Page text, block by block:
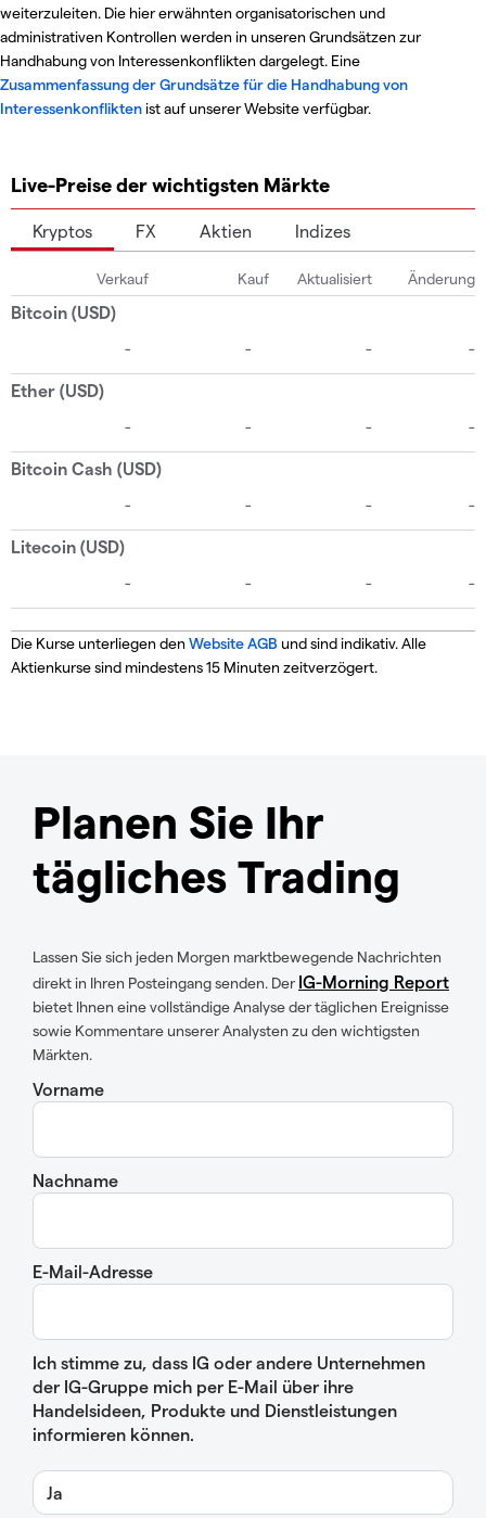
weiterzuleiten. Die hier erwähnten organisatorischen und
administrativen Kontrollen werden in unseren Grundsätzen zur
Handhabung von Interessenkonflikten dargelegt. Eine
Zusammenfassung der Grundsätze für die Handhabung von
Interessenkonfliktenist auf unserer Website verfügbar.
Live-Preise der wichtigsten Märkte
Kryptos FX Aktien Indizes
Die Kurse unterliegen den Website AGB und sind indikativ. Alle
Aktienkurse sind mindestens 15 Minuten zeitverzögert.
Planen Sie Ihr
tägliches Trading
Lassen Sie sich jeden Morgen marktbewegende Nachrichten
direkt in Ihren Posteingang senden. Der IG-Morning Report
bietet Ihnen eine vollständige Analyse der täglichen Ereignisse
sowie Kommentare unserer Analysten zu den wichtigsten
Märkten.
Vorname
Nachname
E-Mail-Adresse
Ich stimme zu, dass IG oder andere Unternehmen
der IG-Gruppe mich per E-Mail über ihre
Handelsideen, Produkte und Dienstleistungen
informieren können.
Ja